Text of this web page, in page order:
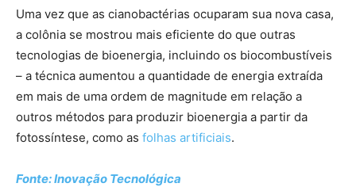
Uma vez que as cianobactérias ocuparam sua nova casa,
a colônia se mostrou mais eficiente do que outras
tecnologias de bioenergia, incluindo os biocombustíveis
– a técnica aumentou a quantidade de energia extraída
em mais de uma ordem de magnitude em relação a
outros métodos para produzir bioenergia a partir da
fotossíntese, como as folhas artificiais.
Fonte: Inovação Tecnológica